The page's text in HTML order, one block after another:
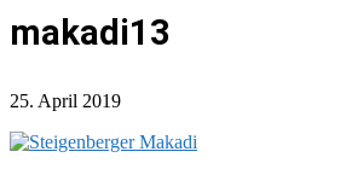
makadi13
25. April 2019